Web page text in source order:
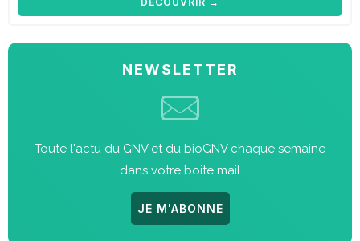
NEWSLETTER
Toute l'actu du GNV et du bioGNV chaque semaine
dans votre boite mail
JE M'ABONNE